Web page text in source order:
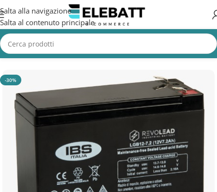
Salta alla navigazione
Salta al contenuto principale
Home/AZIENDA
-30%